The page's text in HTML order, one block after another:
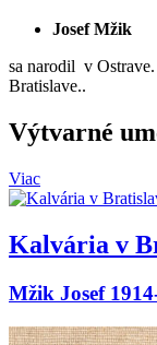
Josef Mžik
sa narodil v
Bratislave..
Výtvarné
Viac
Kalvária v
Mžik Josef